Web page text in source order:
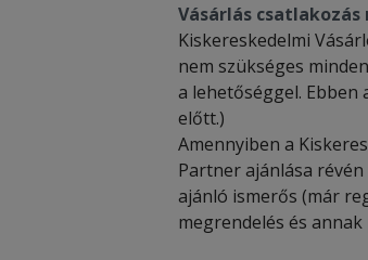
Vásárlás
Kiskereskedelmi
nem szükséges
a lehetőséggel. Ebben
előtt.)
Amennyiben a
Partner ajánlása
ajánló ismerős (már
megrendelés és